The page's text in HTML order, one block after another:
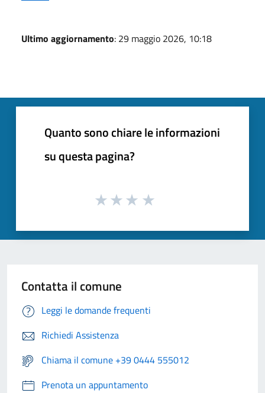
Ultimo aggiornamento: 29 maggio 2026, 10:18
Quanto sono chiare le informazioni
su questa pagina?
Contatta il comune
Leggi le domande frequenti
Richiedi Assistenza
Chiama il comune +39 0444 555012
Prenota un appuntamento